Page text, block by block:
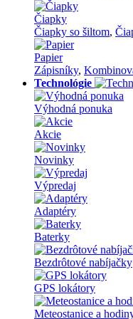
Čiapky
Čiapky so šiltom,
Papier
Zápisníky,
Technológie
Výhodná ponuka
Akcie
Novinky
Výpredaj
Adaptéry
Baterky
Bezdrôtové nabíjačky
GPS lokátory
Meteostanice a